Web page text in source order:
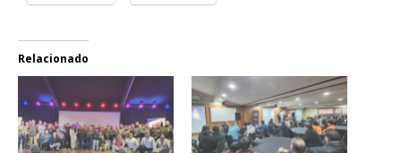
Relacionado